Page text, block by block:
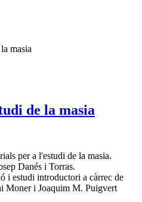
masia
de la masia
per a l'estudi de la masia.
Danés i Torras.
i estudi introductori a càrrec de
Moner i Joaquim M. Puigvert